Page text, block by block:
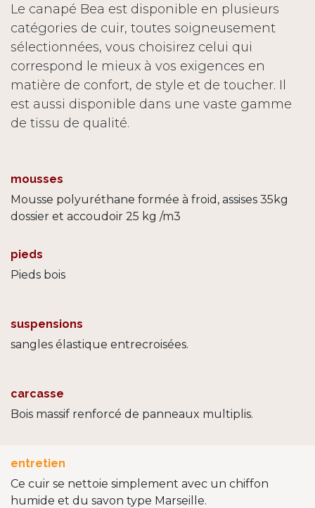
Le canapé Bea est disponible en plusieurs
catégories de cuir, toutes soigneusement
sélectionnées, vous choisirez celui qui
correspond le mieux à vos exigences en
matière de confort, de style et de toucher. Il
est aussi disponible dans une vaste gamme
de tissu de qualité.
mousses
Mousse polyuréthane formée à froid, assises 35kg
dossier et accoudoir 25 kg /m3
pieds
Pieds bois
suspensions
sangles élastique entrecroisées.
carcasse
Bois massif renforcé de panneaux multiplis.
entretien
Ce cuir se nettoie simplement avec un chiffon
humide et du savon type Marseille.